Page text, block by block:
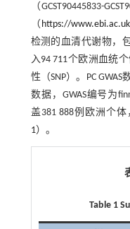
（GCST90445833-
（ https://
检测的血清代谢物，
入94 711个欧洲血统
性（SNP）。PC
数据，GWAS编号为
盖381 888例欧洲个体
1）。
Table 1